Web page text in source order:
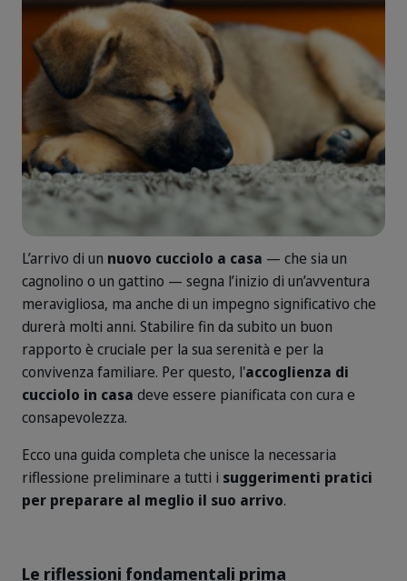
L’arrivo di un nuovo cucciolo a casa — che sia un
cagnolino o un gattino — segna l’inizio di un’avventura
meravigliosa, ma anche di un impegno significativo che
durerà molti anni. Stabilire fin da subito un buon
rapporto è cruciale per la sua serenità e per la
convivenza familiare. Per questo, l'accoglienza di
cucciolo in casa deve essere pianificata con cura e
consapevolezza.
Ecco una guida completa che unisce la necessaria
riflessione preliminare a tutti i suggerimenti pratici
per preparare al meglio il suo arrivo.
Le riflessioni fondamentali prima